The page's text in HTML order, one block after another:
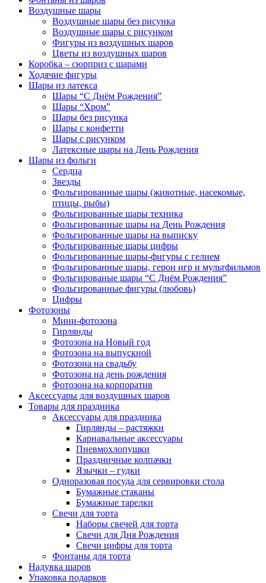
Воздушные шары
Воздушные шары без рисунка
Воздушные шары с рисунком
Фигуры из воздушных шаров
Цветы из воздушных шаров
Коробка – сюрприз с шарами
Ходячие фигуры
Шары из латекса
Шары “С Днём Рождения”
Шары “Хром”
Шары без рисунка
Шары с конфетти
Шары с рисунком
Латексные шары на День Рождения
Шары из фольги
Сердца
Звезды
Фольгированные шары (животные, насекомые,
птицы, рыбы)
Фольгированные шары техника
Фольгированные шары на День Рождения
Фольгированные шары на выписку
Фольгированные шары цифры
Фольгированные шары-фигуры с гелием
Фольгированные шары, герои игр и мультфильмов
Фольгированые шары “С Днём Рождения”
Фольгированные фигуры (любовь)
Цифры
Фотозоны
Мини-фотозона
Гирлянды
Фотозона на Новый год
Фотозона на выпускной
Фотозона на свадьбу
Фотозона на день рождения
Фотозона на корпоратив
Аксессуары для воздушных шаров
Товары для праздника
Аксессуары для праздника
Гирлянды – растяжки
Карнавальные аксессуары
Пневмохлопушки
Праздничные колпачки
Язычки – гудки
Одноразовая посуда для сервировки стола
Бумажные стаканы
Бумажные тарелки
Свечи для торта
Наборы свечей для торта
Свечи для Дня Рождения
Свечи цифры для торта
Фонтаны для торта
Надувка шаров
Упаковка подарков